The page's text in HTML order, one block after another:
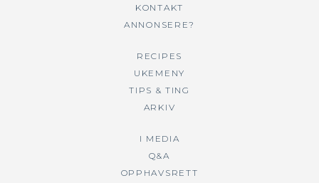
KONTAKT
ANNONSERE?
RECIPES
UKEMENY
TIPS & TING
ARKIV
I MEDIA
Q&A
OPPHAVSRETT